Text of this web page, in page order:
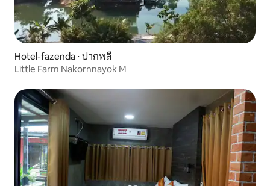
Hotel-fazenda ⋅ ปากพลี
Little Farm Nakornnayok M